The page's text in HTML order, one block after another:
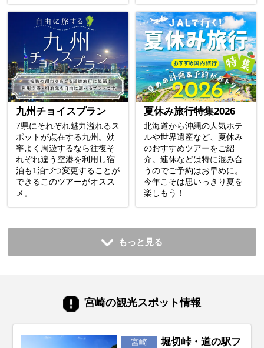
九州チョイスプラン
7県にそれぞれ魅力溢れるス
ポットが点在する九州。効
率よく周遊するなら往復そ
れぞれ違う空港を利用し宿
泊も1泊づつ変更することが
できるこのツアーがオスス
メ。
夏休み旅行特集2026
北海道から沖縄の人気ホテ
ルや世界遺産など、夏休み
のおすすめツアーをご紹
介。連休などは特に混み合
うのでご予約はお早めに。
今年こそは思いっきり夏を
楽しもう！
もっと見る
宮崎の観光スポット情報
宮崎
堀切峠・道の駅フ